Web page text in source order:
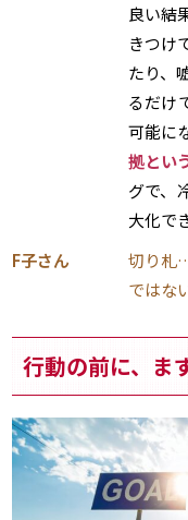
良い結
きつけ
たり、
るだけ
可能に
拠とい
グで、
大化で
F子さん
切り札
ではな
行動の前に、ま